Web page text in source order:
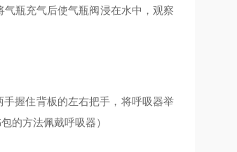
瓶充气后使气瓶阀浸在水中，观察
握住背板的左右把手，将呼吸器举
的方法佩戴呼吸器）